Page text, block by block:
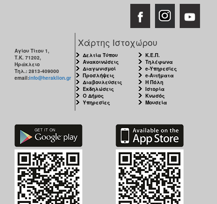
Αγίου Τίτου 1,
Τ.Κ. 71202,
Ηράκλειο
Τηλ.: 2813-409000
email:info@heraklion.gr
Χάρτης Ιστοχώρου
Δελτία Τύπου
Ανακοινώσεις
Διαγωνισμοί
Προσλήψεις
Διαβουλεύσεις
Εκδηλώσεις
Ο Δήμος
Υπηρεσίες
Κ.Ε.Π.
Τηλέφωνα
e-Υπηρεσίες
e-Αιτήματα
Η Πόλη
Ιστορία
Κνωσός
Μουσεία